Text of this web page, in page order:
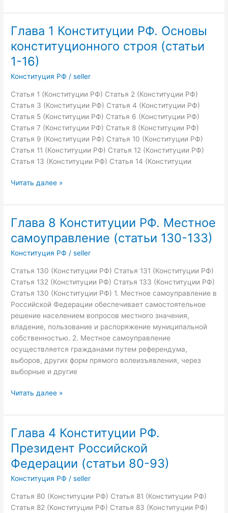
Глава 1 Конституции РФ. Основы
конституционного строя (статьи
1-16)
Конституция РФ /seller
Статья 1 (Конституции РФ) Статья 2 (Конституции РФ)
Статья 3 (Конституции РФ) Статья 4 (Конституции РФ)
Статья 5 (Конституции РФ) Статья 6 (Конституции РФ)
Статья 7 (Конституции РФ) Статья 8 (Конституции РФ)
Статья 9 (Конституции РФ) Статья 10 (Конституции РФ)
Статья 11 (Конституции РФ) Статья 12 (Конституции РФ)
Статья 13 (Конституции РФ) Статья 14 (Конституции
Глава
Конституции
РФ.
Основы
конституционного
строя
1-
16)
Читать далее »
Глава 8 Конституции РФ. Местное
самоуправление (статьи 130-133)
Конституция РФ /seller
Статья 130 (Конституции РФ) Статья 131 (Конституции РФ)
Статья 132 (Конституции РФ) Статья 133 (Конституции РФ)
Статья 130 (Конституции РФ) 1. Местное самоуправление в
Российской Федерации обеспечивает самостоятельное
решение населением вопросов местного значения,
владение, пользование и распоряжение муниципальной
собственностью. 2. Местное самоуправление
осуществляется гражданами путем референдума,
выборов, других форм прямого волеизъявления, через
выборные и другие
Глава
Конституции
Местное
самоуправление
(статьи
130-
133)
Читать далее »
Глава 4 Конституции РФ.
Президент Российской
Федерации (статьи 80-93)
Конституция РФ /seller
Статья 80 (Конституции РФ) Статья 81 (Конституции РФ)
Статья 82 (Конституции РФ) Статья 83 (Конституции РФ)